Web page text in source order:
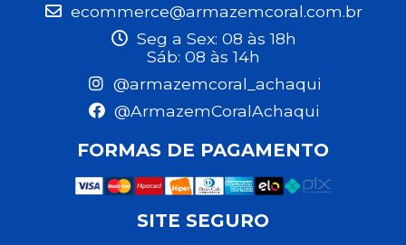
ecommerce@armazemcoral.com.br
Seg a Sex: 08 às 18h
Sáb: 08 às 14h
@armazemcoral_achaqui
@ArmazemCoralAchaqui
FORMAS DE PAGAMENTO
SITE SEGURO